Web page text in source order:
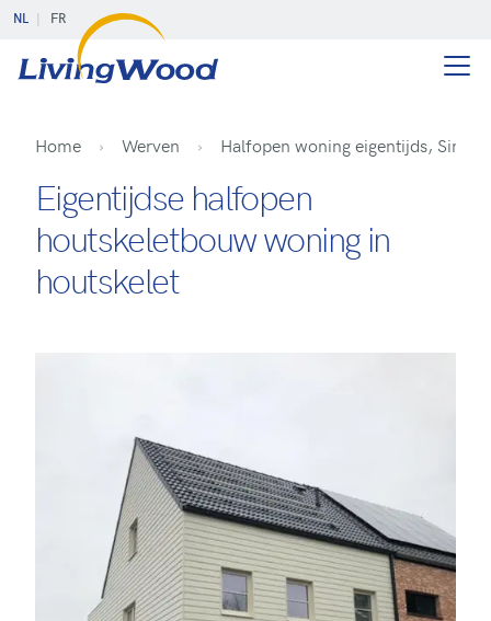
NL FR
Home Werven Halfopen woning eigentijds, Sint-
Eigentijdse halfopen
houtskeletbouw woning in
houtskelet